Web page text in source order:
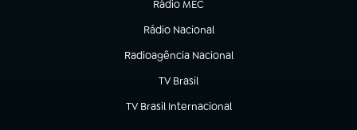
Rádio MEC
(abre em nova aba)
Rádio Nacional
Radioagência Nacional
(abre em nova aba)
TV Brasil
(abre em nova aba)
TV Brasil Internacional
(abre em nova aba)